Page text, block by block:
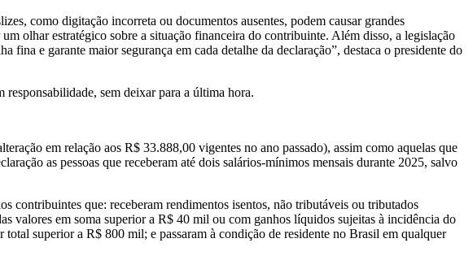
como digitação incorreta ou documentos ausentes, podem causar grandes
olhar estratégico sobre a situação financeira do contribuinte. Além disso, a legislação
e garante maior segurança em cada detalhe da declaração”, destaca o presidente do
sem deixar para a última hora.
em relação aos R$ 33.888,00 vigentes no ano passado), assim como aquelas que
as pessoas que receberam até dois salários-mínimos mensais durante 2025, salvo
contribuintes que: receberam rendimentos isentos, não tributáveis ou tributados
valores em soma superior a R$ 40 mil ou com ganhos líquidos sujeitas à incidência do
superior a R$ 800 mil; e passaram à condição de residente no Brasil em qualquer